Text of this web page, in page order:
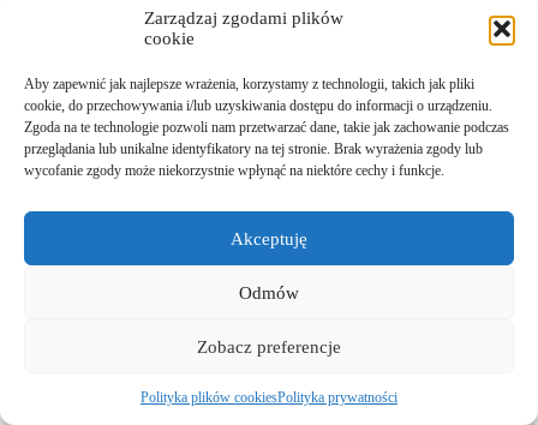
Zarządzaj zgodami plików
cookie
Aby zapewnić jak najlepsze wrażenia, korzystamy z technologii, takich jak pliki
cookie, do przechowywania i/lub uzyskiwania dostępu do informacji o urządzeniu.
Zgoda na te technologie pozwoli nam przetwarzać dane, takie jak zachowanie podczas
przeglądania lub unikalne identyfikatory na tej stronie. Brak wyrażenia zgody lub
wycofanie zgody może niekorzystnie wpłynąć na niektóre cechy i funkcje.
Akceptuję
Odmów
Zobacz preferencje
Polityka plików cookiesPolityka prywatności
17 listopada Stary Sącz stał się gościnną areną
nauczycieli z zaprzyjaźnionej szkoły Scoala
Profesionala Tarlisua z Rumunii. Grupa 11 uczniów
uczniowską i obserwacje lekcji w ramach…